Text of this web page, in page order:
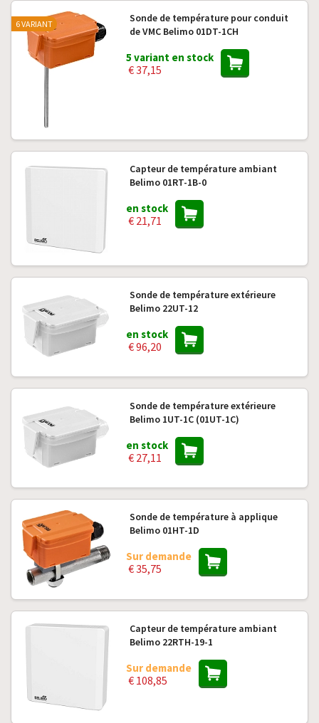
Sonde de température pour conduit
de VMC Belimo 01DT-1CH
5 variant en stock
€ 37,15
6 VARIANT
Capteur de température ambiant
Belimo 01RT-1B-0
en stock
€ 21,71
Sonde de température extérieure
Belimo 22UT-12
en stock
€ 96,20
Sonde de température extérieure
Belimo 1UT-1C (01UT-1C)
en stock
€ 27,11
Sonde de température à applique
Belimo 01HT-1D
Sur demande
€ 35,75
Capteur de température ambiant
Belimo 22RTH-19-1
Sur demande
€ 108,85